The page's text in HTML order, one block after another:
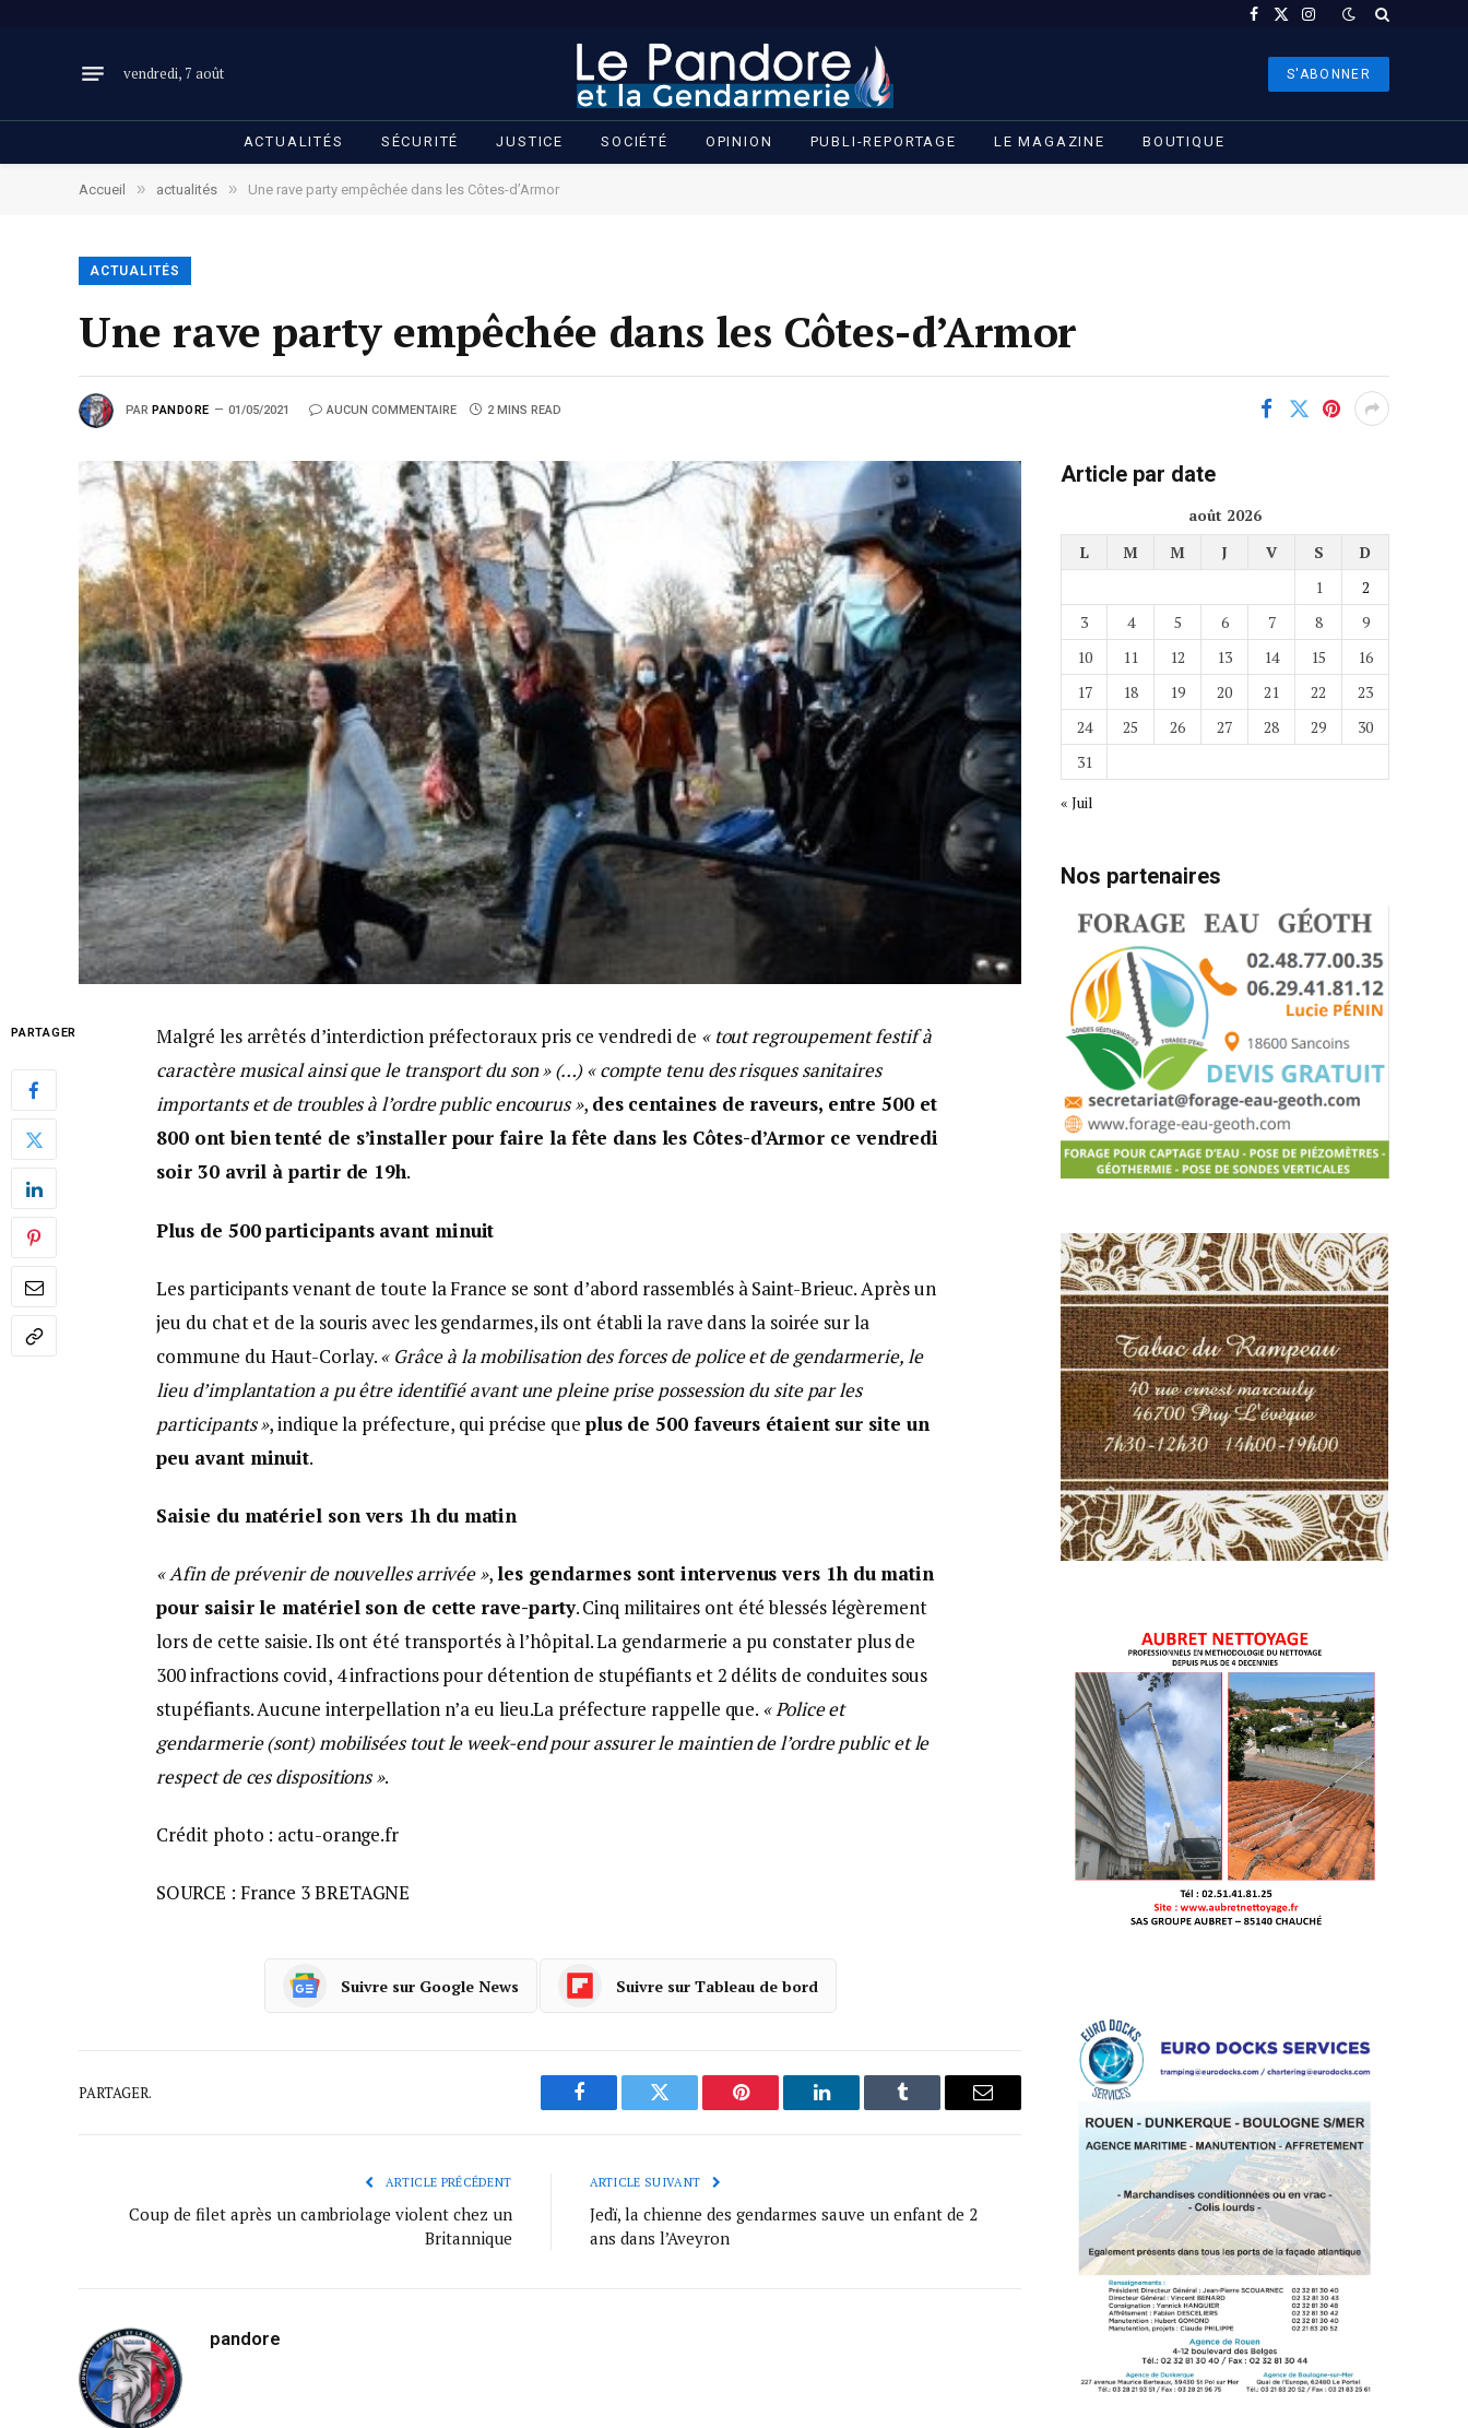
Facebook
X
Instagram
vendredi, 7 août S'ABONNER
ACTUALITÉS SÉCURITÉ JUSTICE SOCIÉTÉ OPINION PUBLI-REPORTAGE LE MAGAZINE BOUTIQUE
Accueil » actualités » Une rave party empêchée dans les Côtes-d’Armor
ACTUALITÉS
Une rave party empêchée dans les Côtes-d’Armor
PAR PANDORE 01/05/2021 AUCUN COMMENTAIRE 2 MINS READ
PARTAGER Malgré les arrêtés d’interdiction préfectoraux pris ce vendredi de « tout regroupement festif à
caractère musical ainsi que le transport du son » (…) « compte tenu des risques sanitaires
importants et de troubles à l’ordre public encourus », des centaines de raveurs, entre 500 et
800 ont bien tenté de s’installer pour faire la fête dans les Côtes-d’Armor ce vendredi
soir 30 avril à partir de 19h.
Plus de 500 participants avant minuit
Les participants venant de toute la France se sont d’abord rassemblés à Saint-Brieuc. Après un
jeu du chat et de la souris avec les gendarmes, ils ont établi la rave dans la soirée sur la
commune du Haut-Corlay.« Grâce à la mobilisation des forces de police et de gendarmerie, le
lieu d’implantation a pu être identifié avant une pleine prise possession du site par les
participants », indique la préfecture, qui précise que plus de 500 faveurs étaient sur site un
peu avant minuit.
Saisie du matériel son vers 1h du matin
« Afin de prévenir de nouvelles arrivée »,les gendarmes sont intervenus vers 1h du matin
pour saisir le matériel son de cette rave-party. Cinq militaires ont été blessés légèrement
lors de cette saisie. Ils ont été transportés à l’hôpital. La gendarmerie a pu constater plus de
300 infractions covid, 4 infractions pour détention de stupéfiants et 2 délits de conduites sous
stupéfiants. Aucune interpellation n’a eu lieu.La préfecture rappelle que. « Police et
gendarmerie (sont) mobilisées tout le week-end pour assurer le maintien de l’ordre public et le
respect de ces dispositions ».
Crédit photo : actu-orange.fr
SOURCE : France 3 BRETAGNE
Suivre sur Google News Suivre sur Tableau de bord
PARTAGER.
Facebook Twitter Pinterest LinkedIn Tumblr Courriel
ARTICLE PRÉCÉDENT
Coup de filet après un cambriolage violent chez un
Britannique
ARTICLE SUIVANT
Jedï, la chienne des gendarmes sauve un enfant de 2
ans dans l’Aveyron
pandore
Article par date
août 2026
L
M M J V S
D
1
2
3
4 5 6 7 8
9
10
11 12 13 14 15
16
17
18 19 20 21 22
23
24
25 26 27 28 29
30
31
« Juil
Nos partenaires